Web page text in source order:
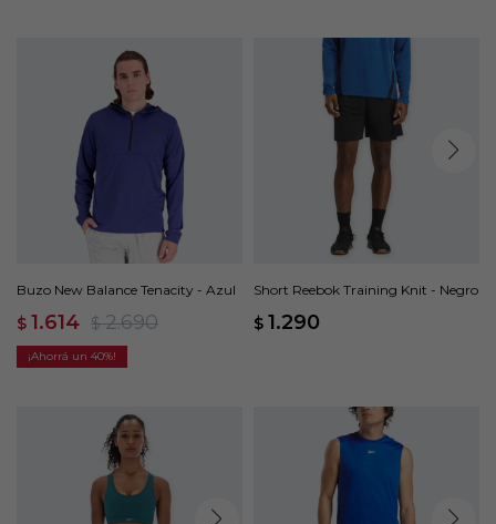
Buzo New Balance Tenacity - Azul
$ 1.614 $ 2.690
40
Short Reebok Training Knit - Negro
$ 1.290